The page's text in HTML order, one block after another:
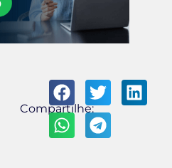
Compartilhe: